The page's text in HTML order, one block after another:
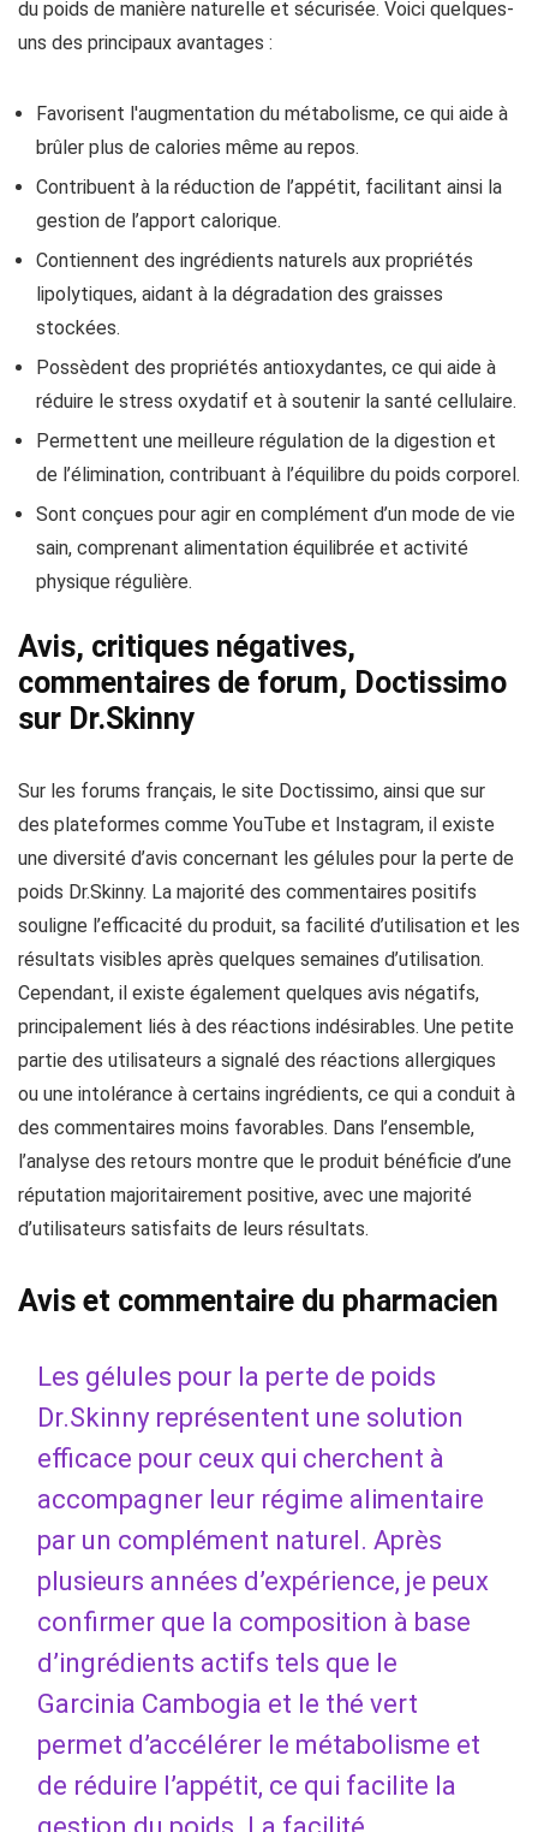
du poids de manière naturelle et sécurisée. Voici quelques-
uns des principaux avantages :
Favorisent l'augmentation du métabolisme, ce qui aide à
brûler plus de calories même au repos.
Contribuent à la réduction de l’appétit, facilitant ainsi la
gestion de l’apport calorique.
Contiennent des ingrédients naturels aux propriétés
lipolytiques, aidant à la dégradation des graisses
stockées.
Possèdent des propriétés antioxydantes, ce qui aide à
réduire le stress oxydatif et à soutenir la santé cellulaire.
Permettent une meilleure régulation de la digestion et
de l’élimination, contribuant à l’équilibre du poids corporel.
Sont conçues pour agir en complément d’un mode de vie
sain, comprenant alimentation équilibrée et activité
physique régulière.
Avis, critiques négatives,
commentaires de forum, Doctissimo
sur Dr.Skinny
Sur les forums français, le site Doctissimo, ainsi que sur
des plateformes comme YouTube et Instagram, il existe
une diversité d’avis concernant les gélules pour la perte de
poids Dr.Skinny. La majorité des commentaires positifs
souligne l’efficacité du produit, sa facilité d’utilisation et les
résultats visibles après quelques semaines d’utilisation.
Cependant, il existe également quelques avis négatifs,
principalement liés à des réactions indésirables. Une petite
partie des utilisateurs a signalé des réactions allergiques
ou une intolérance à certains ingrédients, ce qui a conduit à
des commentaires moins favorables. Dans l’ensemble,
l’analyse des retours montre que le produit bénéficie d’une
réputation majoritairement positive, avec une majorité
d’utilisateurs satisfaits de leurs résultats.
Avis et commentaire du pharmacien
Les gélules pour la perte de poids
Dr.Skinny représentent une solution
efficace pour ceux qui cherchent à
accompagner leur régime alimentaire
par un complément naturel. Après
plusieurs années d’expérience, je peux
confirmer que la composition à base
d’ingrédients actifs tels que le
Garcinia Cambogia et le thé vert
permet d’accélérer le métabolisme et
de réduire l’appétit, ce qui facilite la